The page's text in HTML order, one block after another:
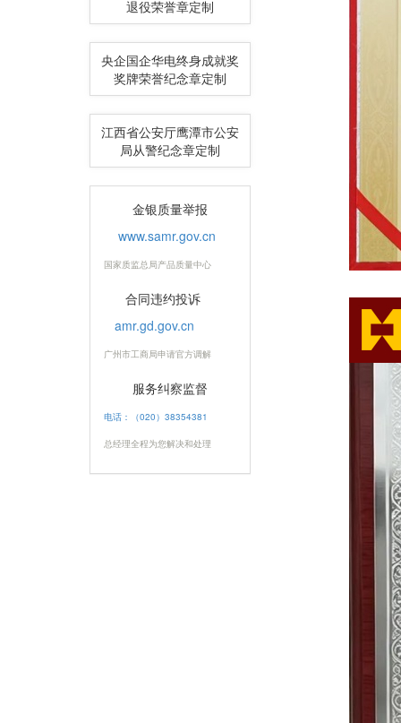
退役荣誉章定制
央企国企华电终身成就奖
奖牌荣誉纪念章定制
江西省公安厅鹰潭市公安
局从警纪念章定制
金银质量举报
www.samr.gov.cn
国家质监总局产品质量中心
合同违约投诉
amr.gd.gov.cn
广州市工商局申请官方调解
服务纠察监督
电话：（020）38354381
总经理全程为您解决和处理